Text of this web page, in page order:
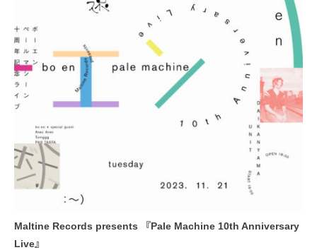
Maltine Records presents 『Pale Machine 10th Anniversary
Live』